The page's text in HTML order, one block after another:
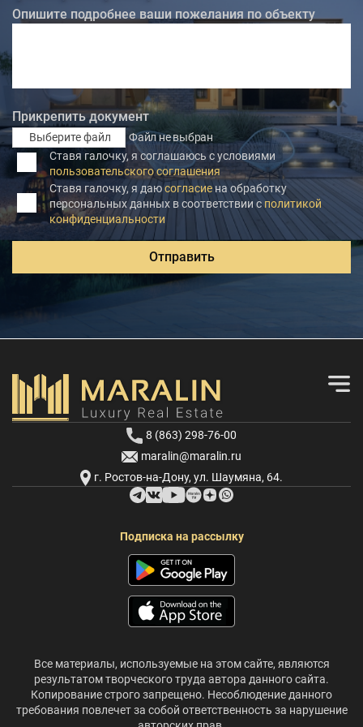
Опишите подробнее ваши пожелания по объекту
Прикрепить документ
Выберите файл
Файл не выбран
Ставя галочку, я соглашаюсь с условиями
пользовательского соглашения
Ставя галочку, я даюсогласиена обработку
персональных данных в соответствии сполитикой
конфиденциальности
Отправить
8 (863) 298-76-00
maralin@maralin.ru
г. Ростов-на-Дону, ул. Шаумяна, 64.
Подписка на рассылку
Все материалы, используемые на этом сайте, являются
результатом творческого труда автора данного сайта.
Копирование строго запрещено. Несоблюдение данного
требования повлечет за собой ответственность за нарушение